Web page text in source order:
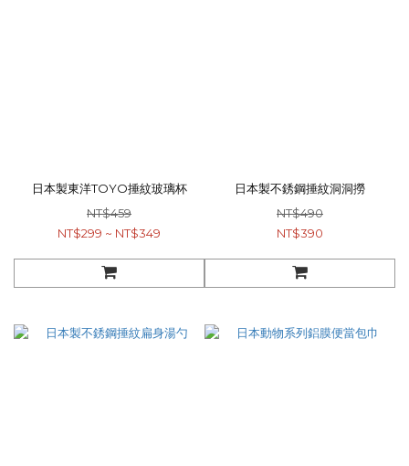
日本製東洋TOYO捶紋玻璃杯
NT$459
NT$299 ~ NT$349
日本製不銹鋼捶紋洞洞撈
NT$490
NT$390